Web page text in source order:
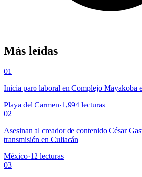
Más leídas
01
Inicia paro laboral en Complejo Mayakoba
Playa del Carmen·1,994 lecturas
02
Asesinan al creador de contenido César
transmisión en Culiacán
México·12 lecturas
03